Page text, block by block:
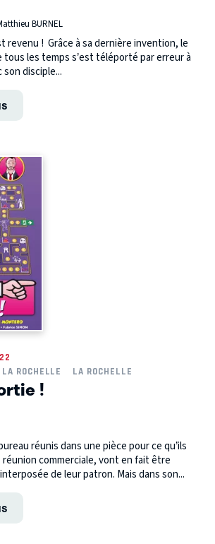
BURNEL
revenu ! Grâce à sa dernière invention, le
tous les temps s’est téléporté par erreur à
disciple...
ROCHELLE
LA ROCHELLE
!
réunis dans une pièce pour ce qu’ils
commerciale, vont en fait être
de leur patron. Mais dans son...